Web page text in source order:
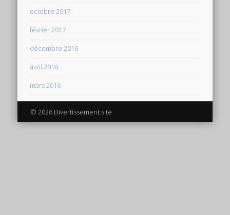
octobre 2017
février 2017
décembre 2016
avril 2016
mars 2016
© 2026 Divertissement.site